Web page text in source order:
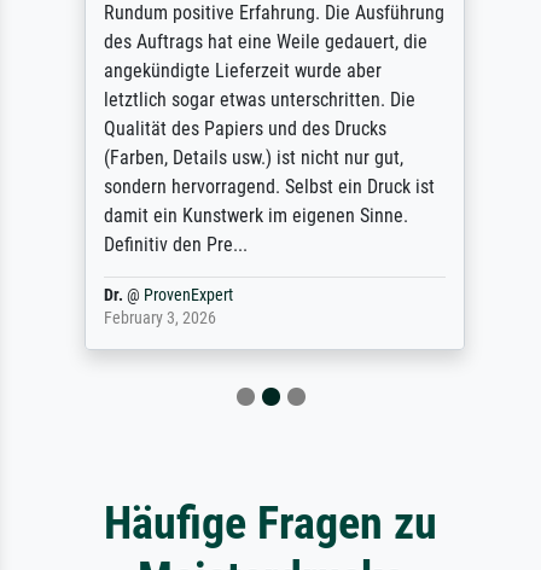
Rundum positive Erfahrung. Die Ausführung
des Auftrags hat eine Weile gedauert, die
angekündigte Lieferzeit wurde aber
letztlich sogar etwas unterschritten. Die
Qualität des Papiers und des Drucks
(Farben, Details usw.) ist nicht nur gut,
sondern hervorragend. Selbst ein Druck ist
damit ein Kunstwerk im eigenen Sinne.
Definitiv den Pre...
Dr.@ ProvenExpert
February 3, 2026
Häufige Fragen zu